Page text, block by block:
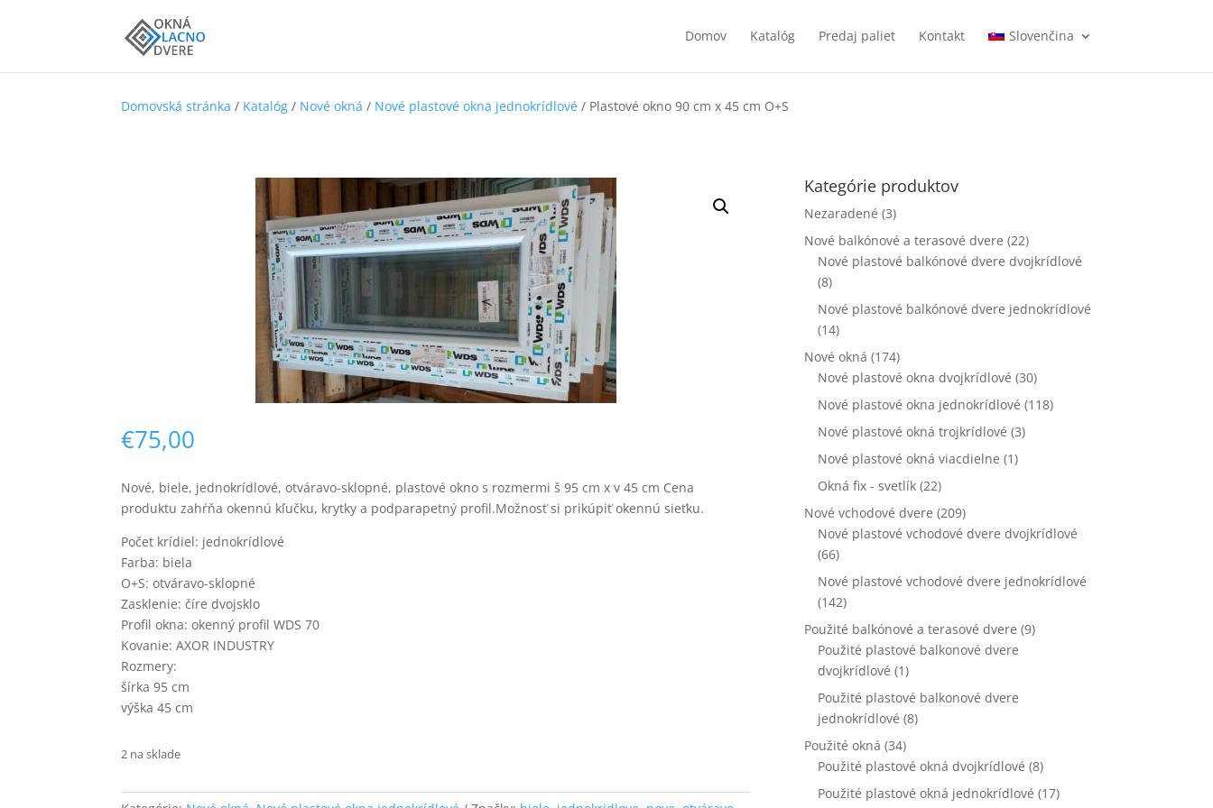
Domov Katalóg Predaj paliet Kontakt Slovenčina
Domovská stránka / Katalóg / Nové okná / Nové plastové okna jednokrídlové / Plastové okno 90 cm x 45 cm O+S
€75,00
Nové, biele, jednokrídlové, otváravo-sklopné, plastové okno s rozmermi š 95 cm x v 45 cm Cena
produktu zahŕňa okennú kľučku, krytky a podparapetný profil.Možnosť si prikúpiť okennú sieťku.
Počet krídiel: jednokrídlové
Farba: biela
O+S: otváravo-sklopné
Zasklenie: číre dvojsklo
Profil okna: okenný profil WDS 70
Kovanie: AXOR INDUSTRY
Rozmery:
šírka 95 cm
výška 45 cm
2 na sklade
Kategórie produktov
Nezaradené (3)
Nové balkónové a terasové dvere (22)
Nové plastové balkónové dvere dvojkrídlové
(8)
Nové plastové balkónové dvere jednokrídlové
(14)
Nové okná (174)
Nové plastové okna dvojkrídlové (30)
Nové plastové okna jednokrídlové (118)
Nové plastové okná trojkrídlové (3)
Nové plastové okná viacdielne (1)
Okná fix - svetlík (22)
Nové vchodové dvere (209)
Nové plastové vchodové dvere dvojkrídlové
(66)
Nové plastové vchodové dvere jednokrídlové
(142)
Použité balkónové a terasové dvere (9)
Použité plastové balkonové dvere
dvojkrídlové (1)
Použité plastové balkonové dvere
jednokrídlové (8)
Použité okná (34)
Použité plastové okná dvojkrídlové (8)
Použité plastové okná jednokrídlové (17)